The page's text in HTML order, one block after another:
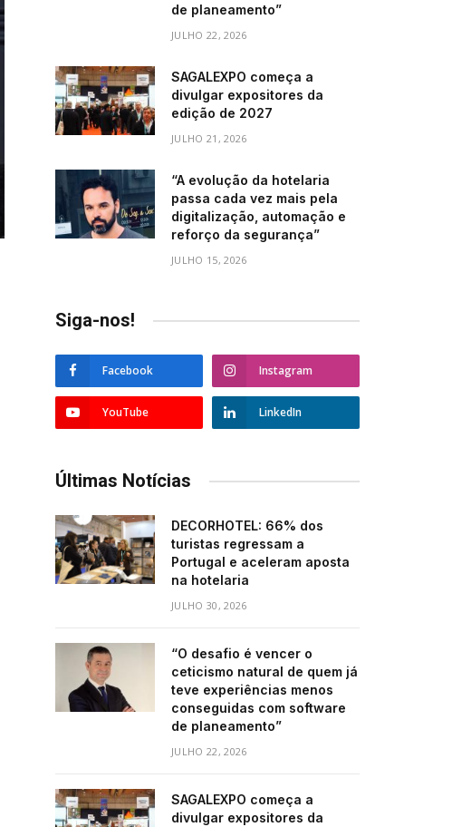
de planeamento”
JULHO 22, 2026
SAGALEXPO começa a
divulgar expositores da
edição de 2027
JULHO 21, 2026
“A evolução da hotelaria
passa cada vez mais pela
digitalização, automação e
reforço da segurança”
JULHO 15, 2026
Siga-nos!
Facebook Instagram
YouTube LinkedIn
Últimas Notícias
DECORHOTEL: 66% dos
turistas regressam a
Portugal e aceleram aposta
na hotelaria
JULHO 30, 2026
“O desafio é vencer o
ceticismo natural de quem já
teve experiências menos
conseguidas com software
de planeamento”
JULHO 22, 2026
SAGALEXPO começa a
divulgar expositores da